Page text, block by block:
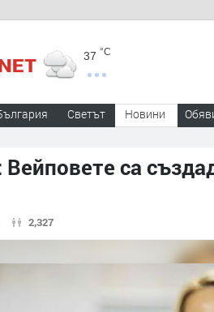
37 °C
Светът Новини
Вейповете са
2,327